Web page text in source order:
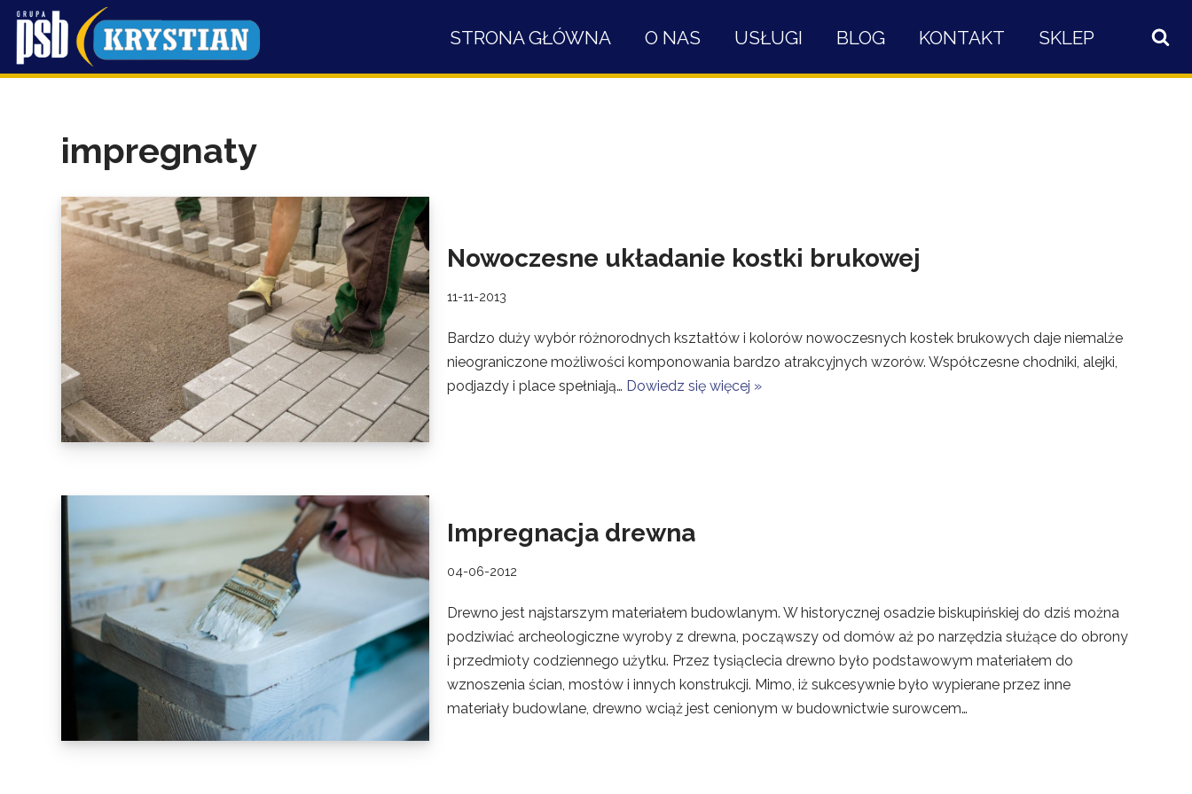
Przejdź
do
STRONA GŁÓWNA O NAS USŁUGI BLOG KONTAKT SKLEP
impregnaty
Nowoczesne układanie kostki brukowej
11-11-2013
Bardzo duży wybór różnorodnych kształtów i kolorów nowoczesnych kostek brukowych daje niemalże
nieograniczone możliwości komponowania bardzo atrakcyjnych wzorów. Współczesne chodniki, alejki,
podjazdy i place spełniają… Dowiedz się więcej »
Impregnacja drewna
04-06-2012
Drewno jest najstarszym materiałem budowlanym. W historycznej osadzie biskupińskiej do dziś można
podziwiać archeologiczne wyroby z drewna, począwszy od domów aż po narzędzia służące do obrony
i przedmioty codziennego użytku. Przez tysiąclecia drewno było podstawowym materiałem do
wznoszenia ścian, mostów i innych konstrukcji. Mimo, iż sukcesywnie było wypierane przez inne
materiały budowlane, drewno wciąż jest cenionym w budownictwie surowcem…